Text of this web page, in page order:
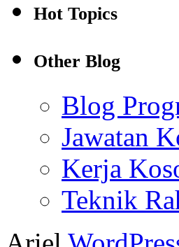
Hot Topics
Other Blog
Blog
Jawatan
Kerja
Teknik